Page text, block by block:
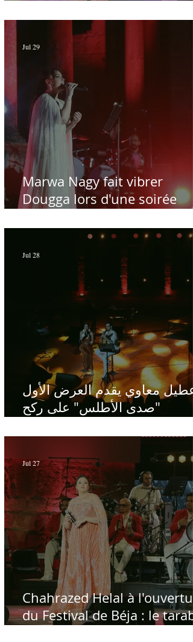
Marwa Nagy fait vibrer
Dougga lors d'une soirée
Hamdi - Par Sofien Manaï
Jul 29
عطيل معاوي يقدم العرض الأول
"صدى الأطلس" على ركح
طابعها الخاص
Jul 28
Chahrazed Helal à
du Festival de Béja : le tarab
Jul 27